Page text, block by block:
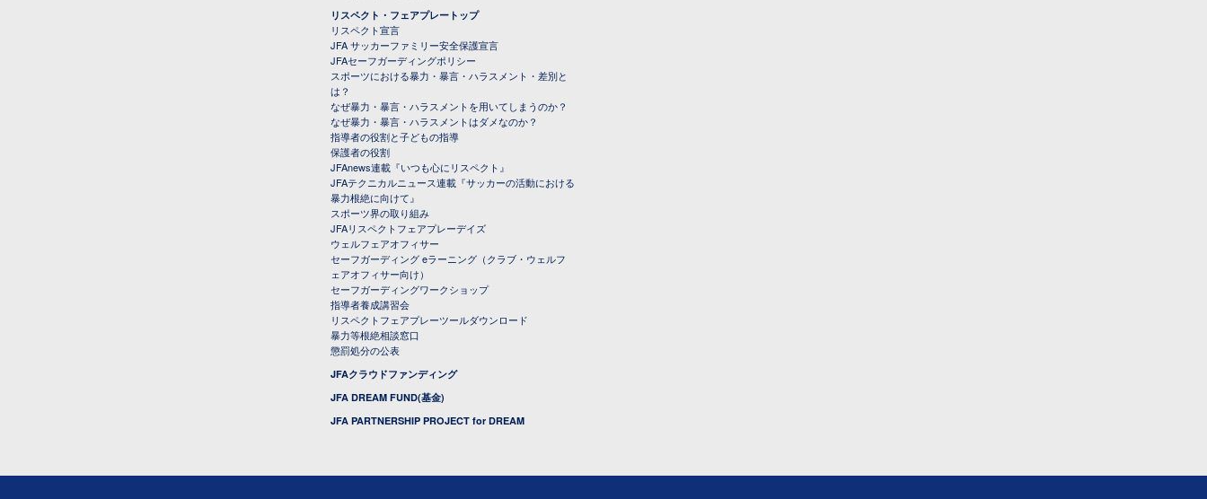
リスペクト・フェアプレートップ
リスペクト宣言
JFA サッカーファミリー安全保護宣言
JFAセーフガーディングポリシー
スポーツにおける暴力・暴言・ハラスメント・差別と
は？
なぜ暴力・暴言・ハラスメントを用いてしまうのか？
なぜ暴力・暴言・ハラスメントはダメなのか？
指導者の役割と子どもの指導
保護者の役割
JFAnews連載『いつも心にリスペクト』
JFAテクニカルニュース連載『サッカーの活動における
暴力根絶に向けて』
スポーツ界の取り組み
JFAリスペクトフェアプレーデイズ
ウェルフェアオフィサー
セーフガーディング eラーニング（クラブ・ウェルフ
ェアオフィサー向け）
セーフガーディングワークショップ
指導者養成講習会
リスペクトフェアプレーツールダウンロード
暴力等根絶相談窓口
懲罰処分の公表
JFAクラウドファンディング
JFA DREAM FUND(基金)
JFA PARTNERSHIP PROJECT for DREAM